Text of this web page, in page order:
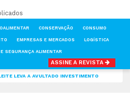
CONSERVAÇÃO CONSUMO
EMPRESAS E MERCADOS LOGÍSTICA
SEGURANÇA ALIMENTAR
ASSINE A REVISTA
LEVA A AVULTADO INVESTIMENTO